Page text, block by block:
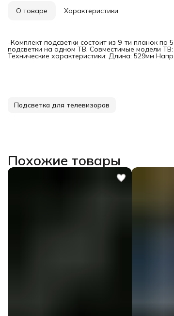
О товаре Характеристики
-Комплект подсветки состоит из 9-ти планок
подсветки на одном ТВ. Совместимые модели ТВ:
Технические характеристики: Длина: 529мм
Подсветка для телевизоров
Похожие товары